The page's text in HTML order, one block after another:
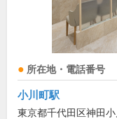
所在地・電話番号
小川町駅
東京都千代田区神田